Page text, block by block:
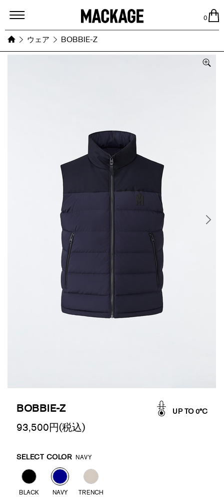
MACKAGE
0
ウェア BOBBIE-Z
BOBBIE-Z UP TO 0°C
93,500円(税込)
Variations
SELECT COLOR NAVY
BLACK NAVY TRENCH